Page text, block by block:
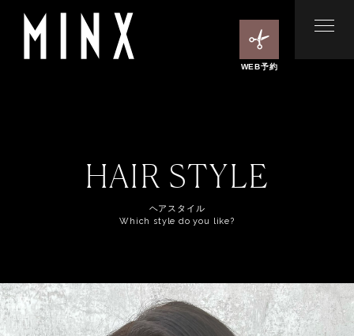
WEB予約
HAIR STYLE
ヘアスタイル
Which style do you like?